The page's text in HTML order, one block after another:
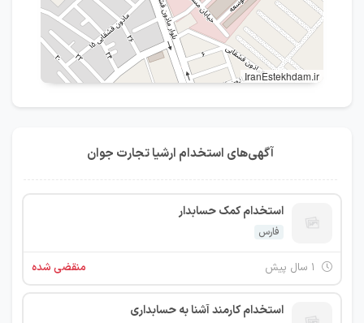
IranEstekhdam.ir
آگهی‌های استخدام ارشیا تجارت جوان
استخدام کمک حسابدار
فارس
منقضی شده
استخدام کارمند آشنا به حسابداری